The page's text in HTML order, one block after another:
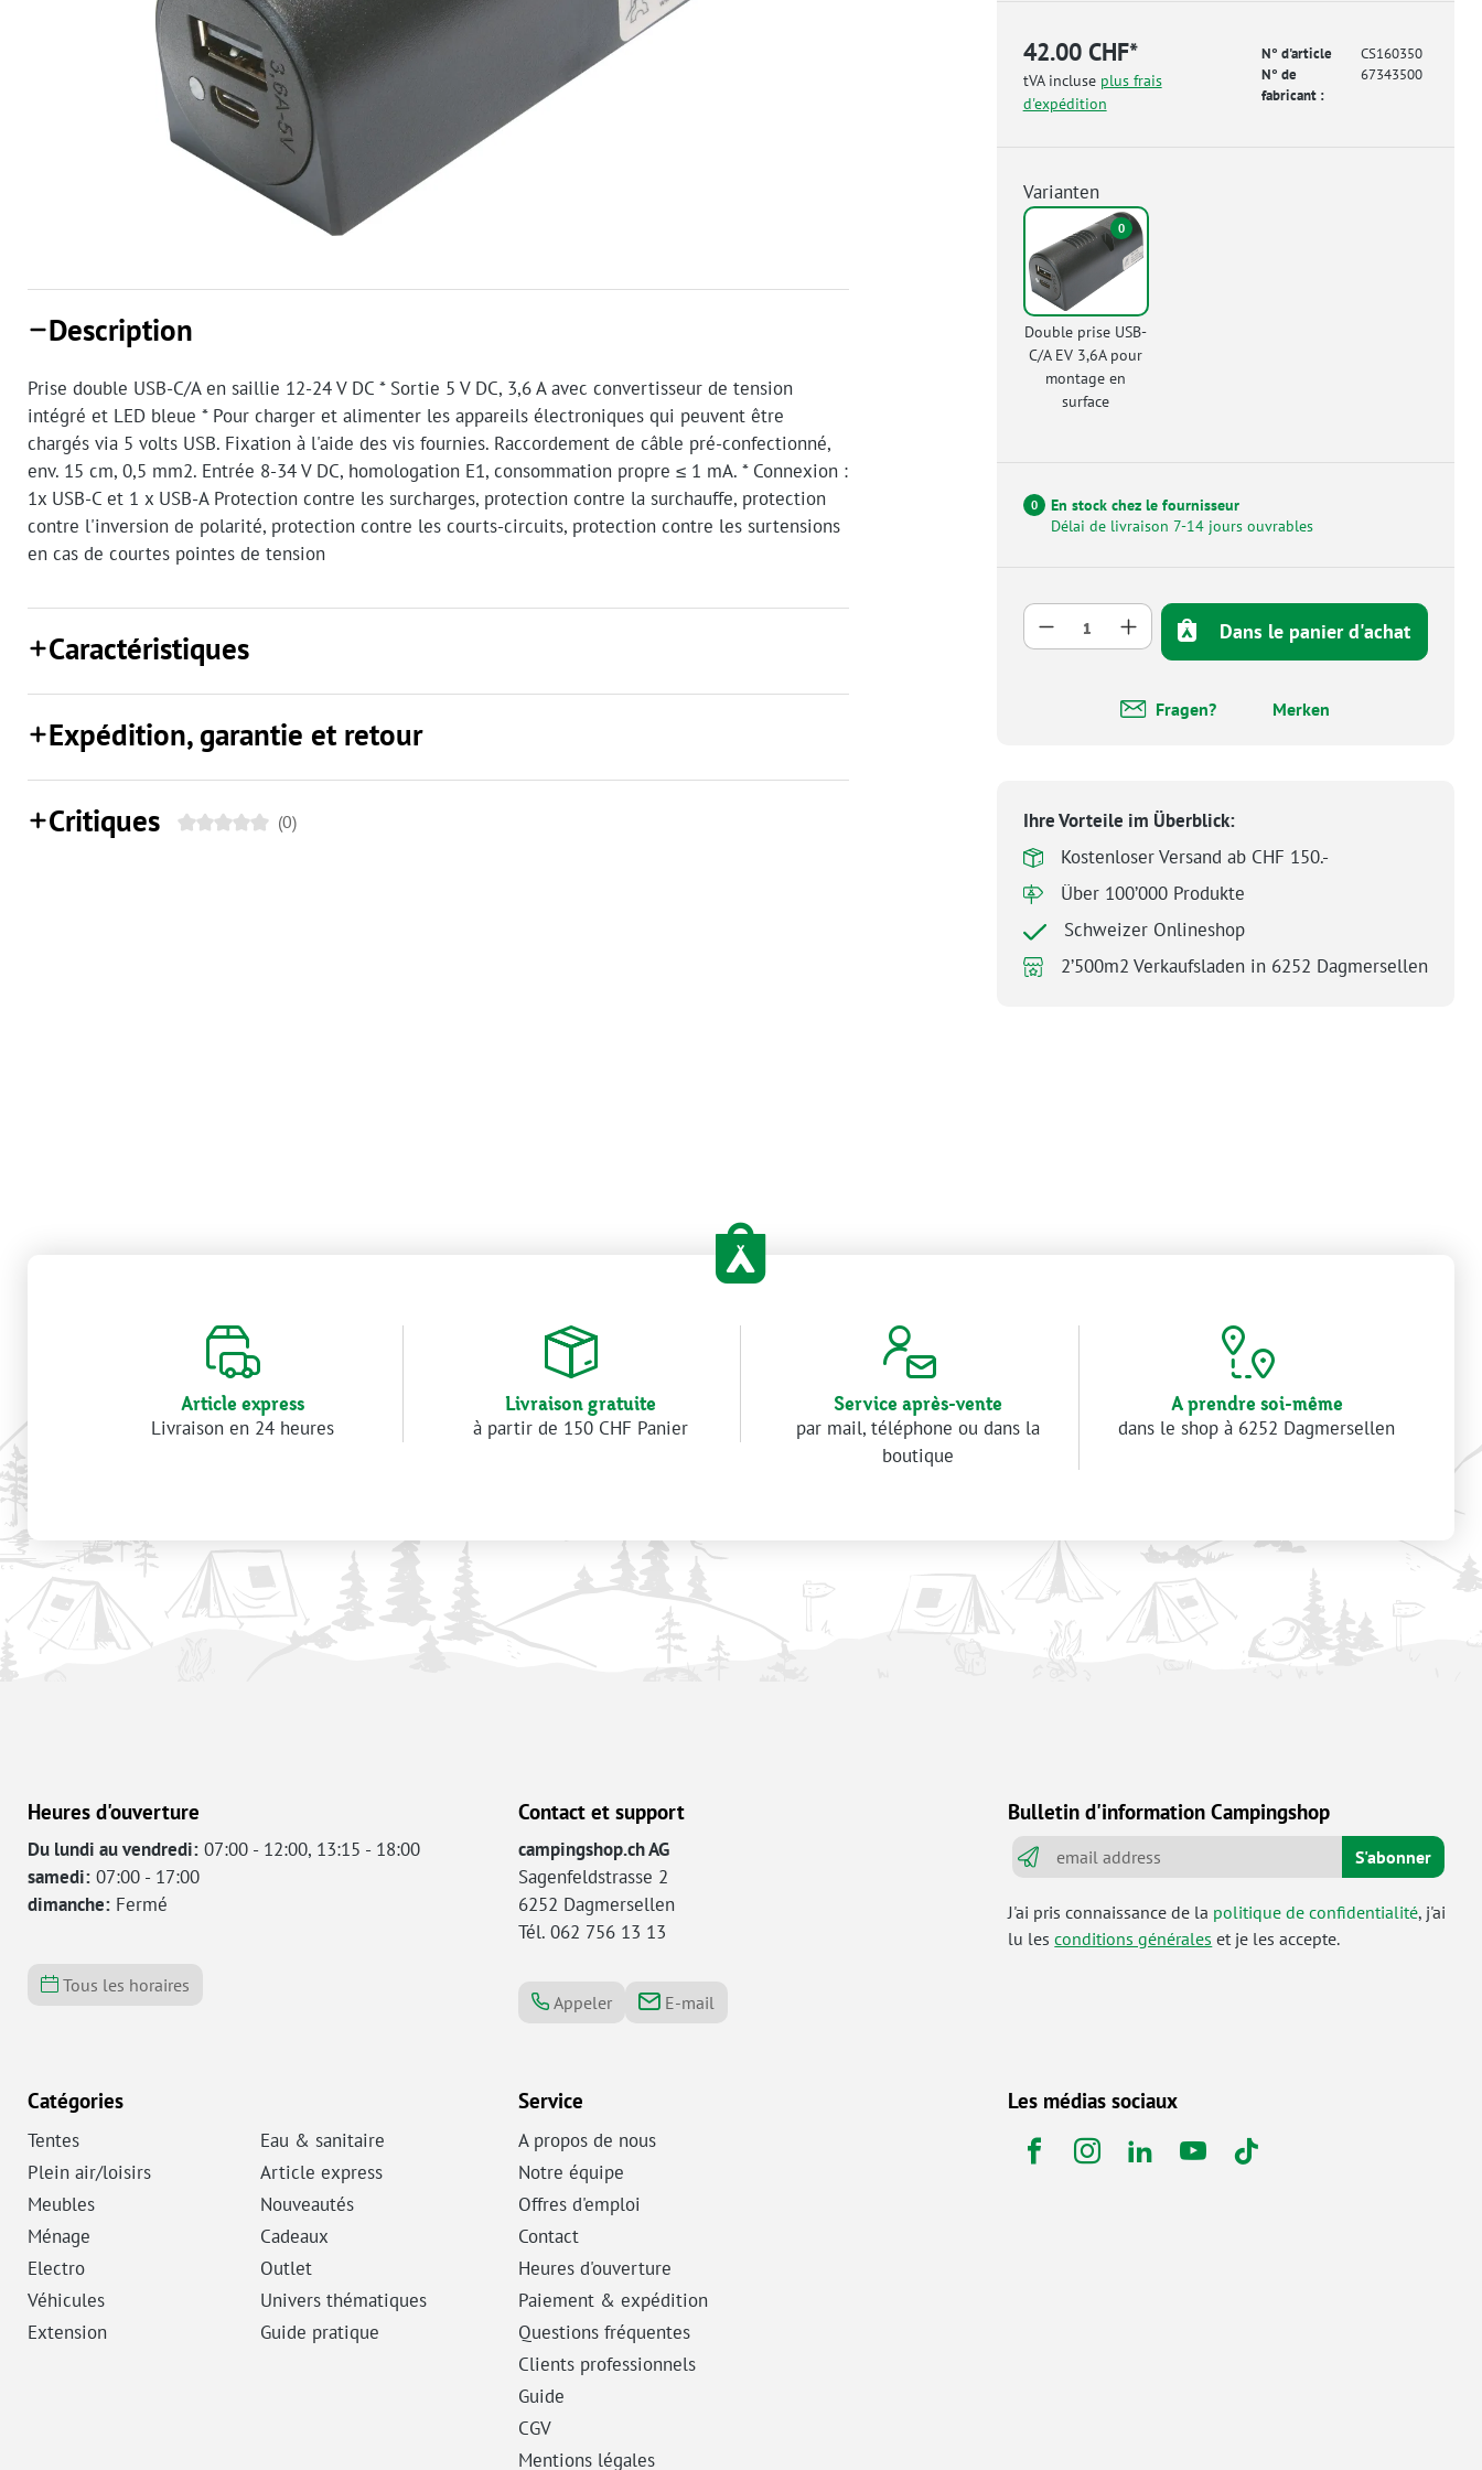
Description
Prise double USB-C/A en saillie 12-24 V DC * Sortie 5 V DC, 3,6 A avec convertisseur de tension
intégré et LED bleue * Pour charger et alimenter les appareils électroniques qui peuvent être
chargés via 5 volts USB. Fixation à l'aide des vis fournies. Raccordement de câble pré-confectionné,
env. 15 cm, 0,5 mm2. Entrée 8-34 V DC, homologation E1, consommation propre ≤ 1 mA. * Connexion :
1x USB-C et 1 x USB-A Protection contre les surcharges, protection contre la surchauffe, protection
contre l'inversion de polarité, protection contre les courts-circuits, protection contre les surtensions
en cas de courtes pointes de tension
Caractéristiques
Expédition, garantie et retour
Critiques (0)
42.00 CHF*
tVA incluse plus frais
d'expédition
N° d'article
CS160350
N° de
fabricant :
67343500
Varianten
0
Double prise USB-
C/A EV 3,6A pour
montage en
surface
0
En stock chez le fournisseur
Délai de livraison 7-14 jours ouvrables
Quantité de produit : Entrez la quantité
Dans le panier d'achat
Fragen? Merken
Ihre Vorteile im Überblick:
Kostenloser Versand ab CHF 150.-
Über 100’000 Produkte
Schweizer Onlineshop
2’500m2 Verkaufsladen in 6252 Dagmersellen
Article express
Livraison en 24 heures
Livraison gratuite
à partir de 150 CHF Panier
Service après-vente
par mail, téléphone ou dans la
boutique
A prendre soi-même
dans le shop à 6252 Dagmersellen
Heures d'ouverture
Du lundi au vendredi: 07:00 - 12:00, 13:15 - 18:00
samedi: 07:00 - 17:00
dimanche: Fermé
Tous les horaires
Contact et support
campingshop.ch AG
Sagenfeldstrasse 2
6252 Dagmersellen
Tél. 062 756 13 13
Appeler E-mail
Bulletin d'information Campingshop
S'abonner
J'ai pris connaissance de la politique de confidentialité, j'ai
lu lesconditions générales et je les accepte.
Catégories
Tentes
Plein air/loisirs
Meubles
Ménage
Electro
Véhicules
Extension
Eau & sanitaire
Article express
Nouveautés
Cadeaux
Outlet
Univers thématiques
Guide pratique
Service
A propos de nous
Notre équipe
Offres d'emploi
Contact
Heures d'ouverture
Paiement & expédition
Questions fréquentes
Clients professionnels
Guide
CGV
Mentions légales
Les médias sociaux